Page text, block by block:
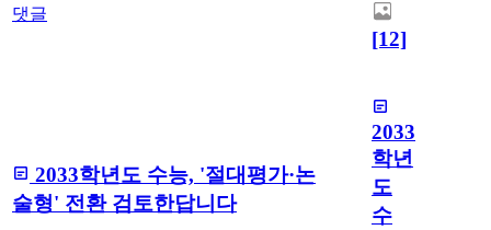
댓글
[12]
2033학년도 수능, '절대평가·논
술형' 전환 검토한답니다
2033
학년
도
수